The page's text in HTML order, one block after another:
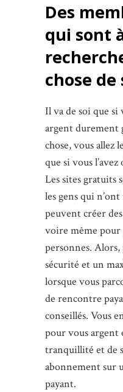
Des
qui sont
chose de
Il va de soi que si
argent durement
chose, vous allez
que si vous
Les sites gratuits
les gens qui
peuvent créer
voire même pour
personnes.
sécurité et un
lorsque vous
de rencontre
conseillés. Vous
pour vous argent
tranquillité et de
abonnement sur
payant.